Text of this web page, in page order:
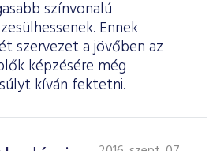
színvonalú
Ennek
szervezet a jövőben az
képzésére még
kíván fektetni.